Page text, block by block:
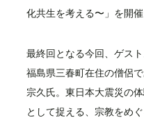
化共生を考える〜」を開催
最終回となる今回、ゲス
福島県三春町在住の僧侶
宗久氏。東日本大震災の
として捉える、宗教をめ